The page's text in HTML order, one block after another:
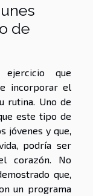
de
que
incorporar el
rutina. Uno de
este tipo de
jóvenes y que,
podría ser
corazón. No
que,
un programa